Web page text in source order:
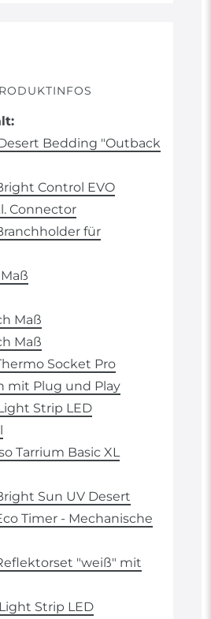
Bedding "Outback
Control EVO
Connector
für
Maß
Maß
Socket Pro
mit Plug und Play
Strip LED
Tarrium Basic XL
Sun UV Desert
Timer - Mechanische
"weiß" mit
Strip LED